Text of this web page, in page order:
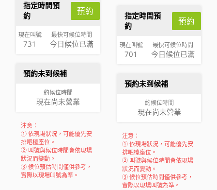
指定時間預
約
預約
現在叫號
731
最快可候位時間
今日候位已滿
預約未到候補
約候位時間
現在尚未營業
注意：
① 依現場狀況，可能優先安
排吧檯座位。
② 叫號與候位時間會依現場
狀況而變動。
③ 候位預估時間僅供參考，
實際以現場叫號為準。
指定時間預
約
預約
現在叫號
701
最快可候位時間
今日候位已滿
預約未到候補
約候位時間
現在尚未營業
注意：
① 依現場狀況，可能優先安
排吧檯座位。
② 叫號與候位時間會依現場
狀況而變動。
③ 候位預估時間僅供參考，
實際以現場叫號為準。